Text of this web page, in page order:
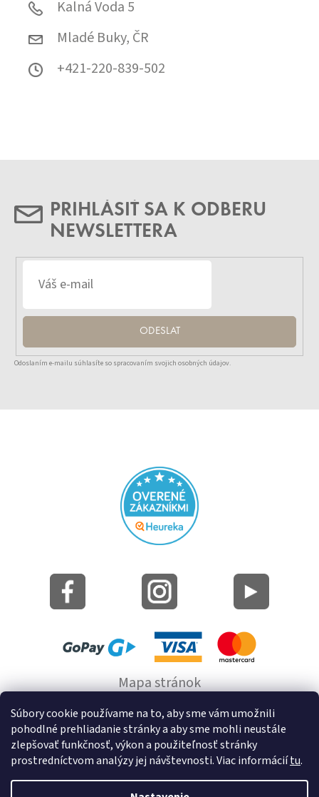
Súbory cookie používame na to, aby sme vám umožnili
pohodlné prehliadanie stránky a aby sme mohli neustále
zlepšovať funkčnosť, výkon a použiteľnosť stránky
prostredníctvom analýzy jej návštevnosti. Viac informáciítu.
Kalná Voda 5
Mladé Buky, ČR
+421-220-839-502
PRIHLÁSIŤ SA K ODBERU
NEWSLETTERA
ODESLAT
Odoslaním e-mailu súhlasíte so spracovaním svojich osobných údajov.
Mapa stránok
Informácie o cookie
© 2022 GRUND a.s.